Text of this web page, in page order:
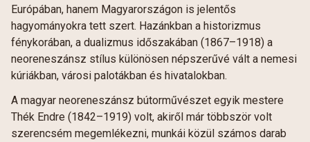
Európában, hanem Magyarországon is jelentős
hagyományokra tett szert. Hazánkban a historizmus
fénykorában, a dualizmus időszakában (1867–1918) a
neoreneszánsz stílus különösen népszerűvé vált a nemesi
kúriákban, városi palotákban és hivatalokban.
A magyar neoreneszánsz bútorművészet egyik mestere
Thék Endre (1842–1919) volt, akiről már többször volt
szerencsém megemlékezni, munkái közül számos darab